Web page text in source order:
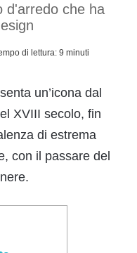
d'arredo che ha
di lettura: 9 minuti
un’icona dal
XVIII secolo, fin
di estrema
con il passare del